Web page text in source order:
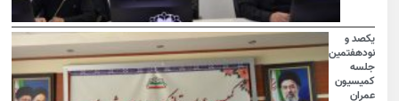
یکصد و
نودهفتمین
جلسه
کمیسیون
عمران